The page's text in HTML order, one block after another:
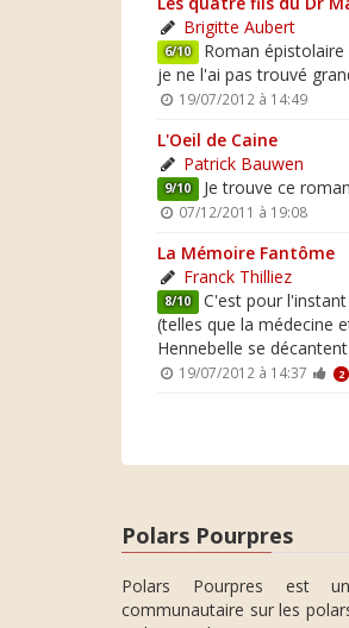
Brigitte Aubert
6/10 Roman épistolaire
je ne l'ai pas trouvé
19/07/2012 à 14:49
L'Oeil de Caine
Patrick Bauwen
9/10 Je trouve ce
07/12/2011 à 19:08
La Mémoire Fantôme
Franck Thilliez
8/10 C'est pour l'instant
(telles que la médecine
Hennebelle se
19/07/2012 à 14:37 2
Polars Pourpres
Polars Pourpres est
communautaire sur les